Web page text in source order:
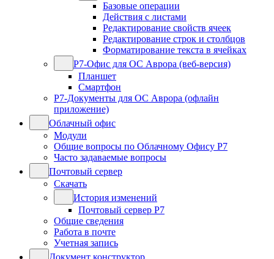
Базовые операции
Действия с листами
Редактирование свойств ячеек
Редактирование строк и столбцов
Форматирование текста в ячейках
Р7-Офис для ОС Аврора (веб-версия)
Планшет
Смартфон
Р7-Документы для ОС Аврора (офлайн
приложение)
Облачный офис
Модули
Общие вопросы по Облачному Офису Р7
Часто задаваемые вопросы
Почтовый сервер
Скачать
История изменений
Почтовый сервер Р7
Общие сведения
Работа в почте
Учетная запись
Документ конструктор